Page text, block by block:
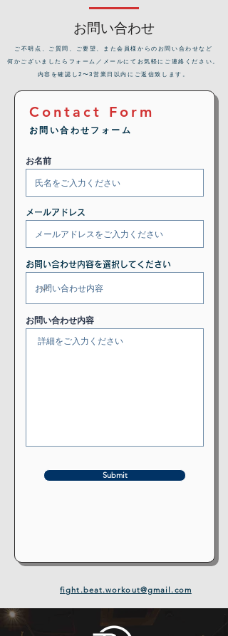
お問い合わせ
​ご不明点、ご質問、ご要望、また会員様からのお問い合わせなど
何かございましたらフォーム／メールにてお気軽にご連絡ください。
内容を確認し2〜3営業日以内にご返信致します。
Contact Form
お問い合わせフォーム
お名前
メールアドレス
お問い合わせ内容を選択してください
お問い合わせ内容
Submit
fight.beat.workout@gmail.com